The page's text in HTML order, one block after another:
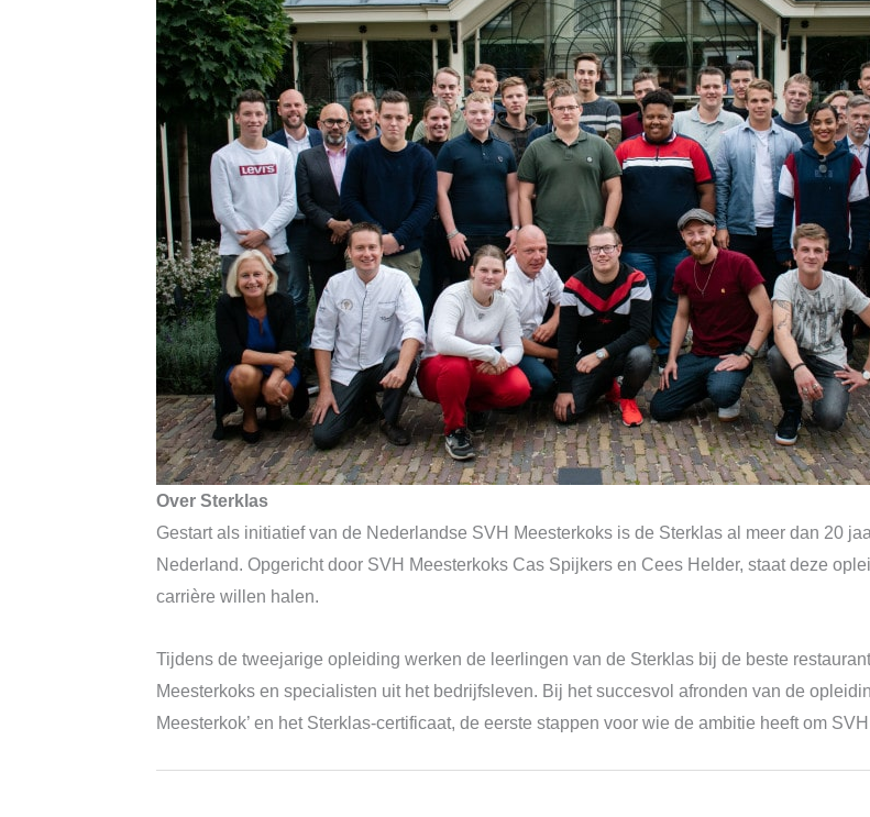
Over Sterklas
Gestart als initiatief van de Nederlandse SVH Meesterkoks is de Sterklas al meer dan 20
Nederland. Opgericht door SVH Meesterkoks Cas Spijkers en Cees Helder, staat deze
carrière willen halen.
Tijdens de tweejarige opleiding werken de leerlingen van de Sterklas bij de beste
Meesterkoks en specialisten uit het bedrijfsleven. Bij het succesvol afronden van de
Meesterkok’ en het Sterklas-certificaat, de eerste stappen voor wie de ambitie heeft om